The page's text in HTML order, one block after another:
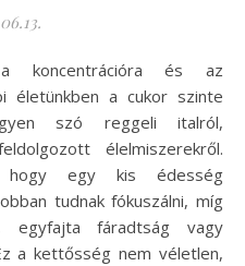
életünkben a cukor szinte
szó reggeli italról,
élelmiszerekről.
hogy egy kis édesség
tudnak fókuszálni, míg
egyfajta fáradtság vagy
a kettősség nem véletlen,